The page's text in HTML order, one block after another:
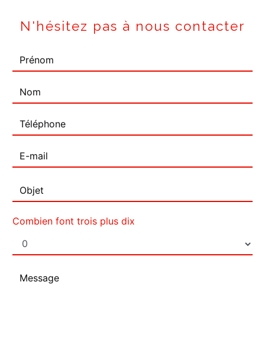
N'hésitez pas à nous contacter
Combien font trois plus dix